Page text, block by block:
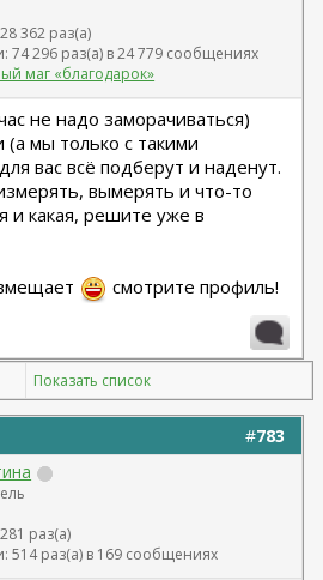
362 раз(а)
74 296 раз(а) в 24 779 сообщениях
маг «благодарок»
не надо заморачиваться)
мы только с такими
вас всё подберут и наденут.
вымерять и что-то
и какая, решите уже в
смотрите профиль!
Показать список
#783
раз(а)
514 раз(а) в 169 сообщениях